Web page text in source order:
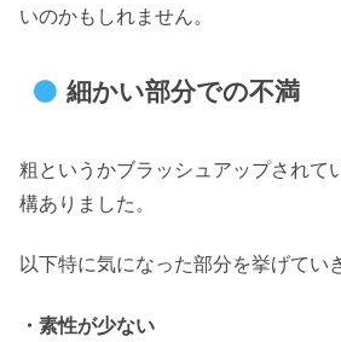
いのかもしれません。
細かい部分での不満
粗というかブラッシュアップされて
構ありました。
以下特に気になった部分を挙げてい
・素性が少ない